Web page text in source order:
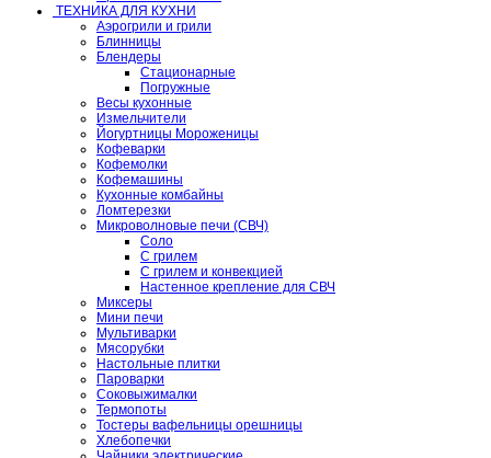
ТЕХНИКА ДЛЯ КУХНИ
Аэрогрили и грили
Блинницы
Блендеры
Стационарные
Погружные
Весы кухонные
Измельчители
Йогуртницы Мороженицы
Кофеварки
Кофемолки
Кофемашины
Кухонные комбайны
Ломтерезки
Микроволновые печи (СВЧ)
Соло
С грилем
С грилем и конвекцией
Настенное крепление для СВЧ
Миксеры
Мини печи
Мультиварки
Мясорубки
Настольные плитки
Пароварки
Соковыжималки
Термопоты
Тостеры вафельницы орешницы
Хлебопечки